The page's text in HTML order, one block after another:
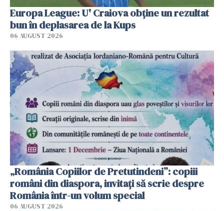
Europa League: U' Craiova obține un rezultat
bun în deplasarea de la Kups
06 AUGUST 2026
„România Copiilor de Pretutindeni”: copiii
români din diaspora, invitați să scrie despre
România într-un volum special
06 AUGUST 2026